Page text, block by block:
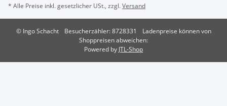
* Alle Preise inkl. gesetzlicher USt., zzgl.Versand
© Ingo Schacht Besucherzähler: 8728331
Ladenpreise können von
Shoppreisen abweichen:
Powered by JTL-Shop